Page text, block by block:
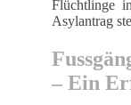
Flüchtlinge
Asylantrag
– Ein